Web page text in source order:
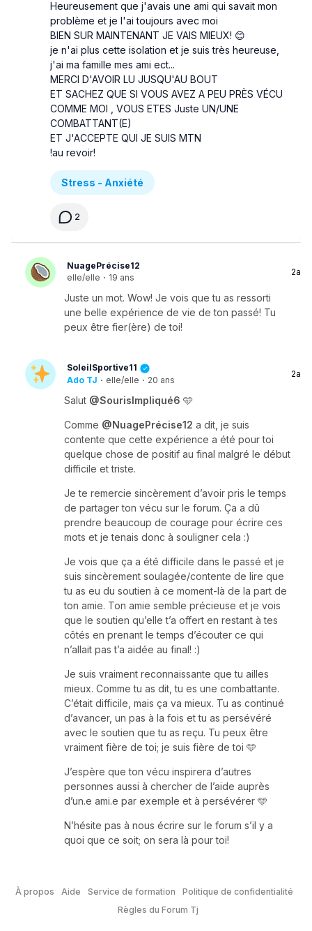
Heureusement que j'avais une ami qui savait mon
problème et je l'ai toujours avec moi
BIEN SUR MAINTENANT JE VAIS MIEUX! 😊
je n'ai plus cette isolation et je suis très heureuse,
j'ai ma famille mes ami ect...
MERCI D'AVOIR LU JUSQU'AU BOUT
ET SACHEZ QUE SI VOUS AVEZ A PEU PRÈS VÉCU
COMME MOI , VOUS ETES Juste UN/UNE
COMBATTANT(E)
ET J'ACCEPTE QUI JE SUIS MTN
!au revoir!
Stress - Anxiété
2
NuagePrécise12
elle/elle · 19 ans
2a
Juste un mot. Wow! Je vois que tu as ressorti
une belle expérience de vie de ton passé! Tu
peux être fier(ère) de toi!
SoleilSportive11
Ado TJ · elle/elle · 20 ans
2a
Salut @SourisImpliqué6 🩵
Comme @NuagePrécise12 a dit, je suis
contente que cette expérience a été pour toi
quelque chose de positif au final malgré le début
difficile et triste.
Je te remercie sincèrement d’avoir pris le temps
de partager ton vécu sur le forum. Ça a dû
prendre beaucoup de courage pour écrire ces
mots et je tenais donc à souligner cela :)
Je vois que ça a été difficile dans le passé et je
suis sincèrement soulagée/contente de lire que
tu as eu du soutien à ce moment-là de la part de
ton amie. Ton amie semble précieuse et je vois
que le soutien qu’elle t’a offert en restant à tes
côtés en prenant le temps d’écouter ce qui
n’allait pas t’a aidée au final! :)
Je suis vraiment reconnaissante que tu ailles
mieux. Comme tu as dit, tu es une combattante.
C’était difficile, mais ça va mieux. Tu as continué
d’avancer, un pas à la fois et tu as persévéré
avec le soutien que tu as reçu. Tu peux être
vraiment fière de toi; je suis fière de toi 🩵
J’espère que ton vécu inspirera d’autres
personnes aussi à chercher de l’aide auprès
d’un.e ami.e par exemple et à persévérer 🩵
N’hésite pas à nous écrire sur le forum s’il y a
quoi que ce soit; on sera là pour toi!
À propos Aide Service de formation
Politique de confidentialité
Règles du Forum Tj